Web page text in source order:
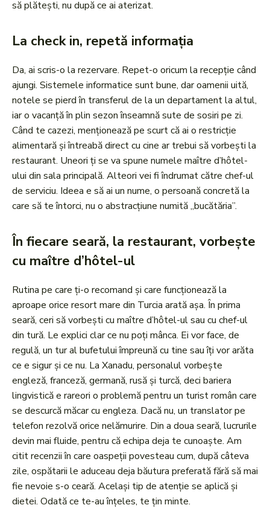
să plătești, nu după ce ai aterizat.
La check in, repetă informația
Da, ai scris-o la rezervare. Repet-o oricum la recepție când
ajungi. Sistemele informatice sunt bune, dar oamenii uită,
notele se pierd în transferul de la un departament la altul,
iar o vacanță în plin sezon înseamnă sute de sosiri pe zi.
Când te cazezi, menționează pe scurt că ai o restricție
alimentară și întreabă direct cu cine ar trebui să vorbești la
restaurant. Uneori ți se va spune numele maître d’hôtel-
ului din sala principală. Alteori vei fi îndrumat către chef-ul
de serviciu. Ideea e să ai un nume, o persoană concretă la
care să te întorci, nu o abstracțiune numită „bucătăria”.
În fiecare seară, la restaurant, vorbește
cu maître d’hôtel-ul
Rutina pe care ți-o recomand și care funcționează la
aproape orice resort mare din Turcia arată așa. În prima
seară, ceri să vorbești cu maître d’hôtel-ul sau cu chef-ul
din tură. Le explici clar ce nu poți mânca. Ei vor face, de
regulă, un tur al bufetului împreună cu tine sau îți vor arăta
ce e sigur și ce nu. La Xanadu, personalul vorbește
engleză, franceză, germană, rusă și turcă, deci bariera
lingvistică e rareori o problemă pentru un turist român care
se descurcă măcar cu engleza. Dacă nu, un translator pe
telefon rezolvă orice nelămurire. Din a doua seară, lucrurile
devin mai fluide, pentru că echipa deja te cunoaște. Am
citit recenzii în care oaspeții povesteau cum, după câteva
zile, ospătarii le aduceau deja băutura preferată fără să mai
fie nevoie s-o ceară. Același tip de atenție se aplică și
dietei. Odată ce te-au înțeles, te țin minte.